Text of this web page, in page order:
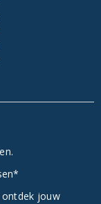
ontdek jouw